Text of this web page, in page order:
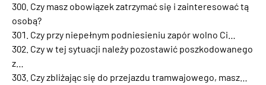
Czy masz obowiązek zatrzymać się i zainteresować tą
osobą?
Czy przy niepełnym podniesieniu zapór wolno Ci…
Czy w tej sytuacji należy pozostawić poszkodowanego
z…
Czy zbliżając się do przejazdu tramwajowego, masz…